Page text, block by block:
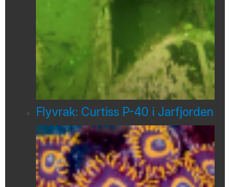
Flyvrak: Curtiss P-40 i Jarfjorden